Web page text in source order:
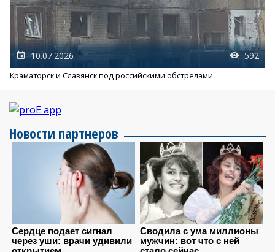
10.07.2026 592
Краматорск и Славянск под российскими обстрелами
Новости партнеров